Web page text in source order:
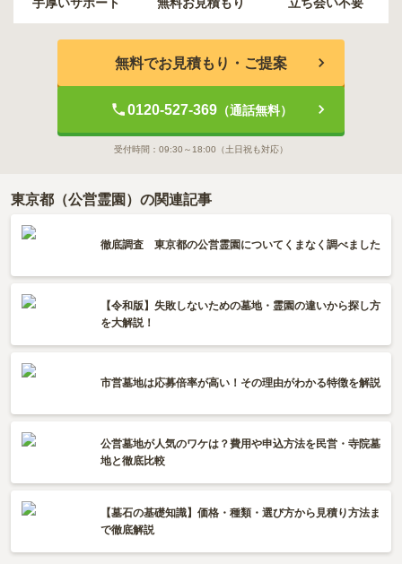
無料でお見積もり・ご提案
0120-527-369（通話無料）
受付時間： 09:30～18:00 （土日祝も対応）
東京都（公営霊園）の関連記事
徹底調査 東京都の公営霊園についてくまなく調べました
【令和版】失敗しないための墓地・霊園の違いから探し方
を大解説！
市営墓地は応募倍率が高い！その理由がわかる特徴を解説
公営墓地が人気のワケは？費用や申込方法を民営・寺院墓
地と徹底比較
【墓石の基礎知識】価格・種類・選び方から見積り方法ま
で徹底解説